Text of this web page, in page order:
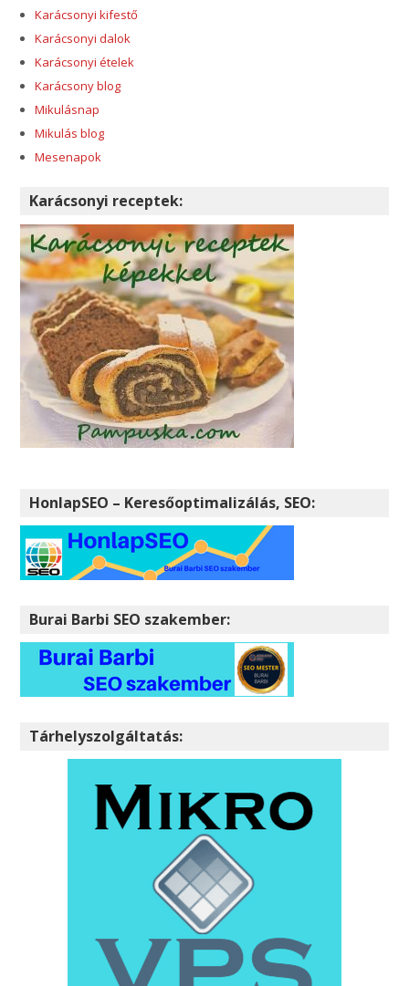
Karácsonyi kifestő
Karácsonyi dalok
Karácsonyi ételek
Karácsony blog
Mikulásnap
Mikulás blog
Mesenapok
Karácsonyi receptek:
HonlapSEO – Keresőoptimalizálás, SEO:
Burai Barbi SEO szakember:
Tárhelyszolgáltatás: